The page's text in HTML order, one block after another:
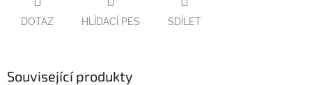
DOTAZ HLÍDACÍ PES SDÍLET
Související produkty